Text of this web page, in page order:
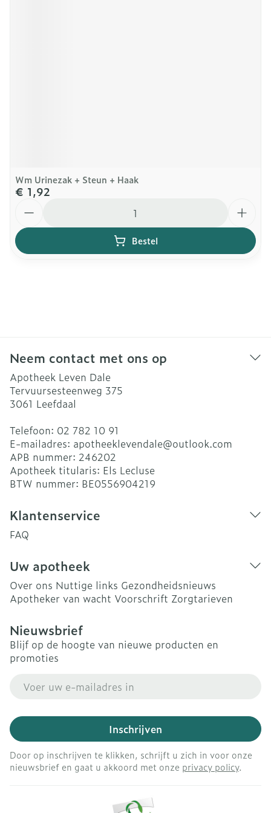
Wm Urinezak + Steun + Haak
€ 1,92
Bestel
Neem contact met ons op
Apotheek Leven Dale
Tervuursesteenweg 375
3061 Leefdaal
Telefoon: 02 782 10 91
E-mailadres: apotheeklevendale@outlook.com
APB nummer: 246202
Apotheek titularis: Els Lecluse
BTW nummer: BE0556904219
Klantenservice
FAQ
Uw apotheek
Over ons Nuttige links Gezondheidsnieuws
Apotheker van wacht Voorschrift Zorgtarieven
Nieuwsbrief
Blijf op de hoogte van nieuwe producten en
promoties
Inschrijven
Door op inschrijven te klikken, schrijft u zich in voor onze
nieuwsbrief en gaat u akkoord met onze privacy policy.